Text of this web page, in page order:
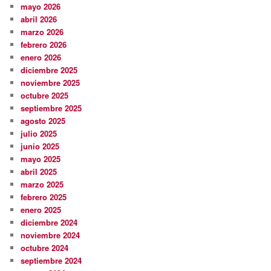
mayo 2026
abril 2026
marzo 2026
febrero 2026
enero 2026
diciembre 2025
noviembre 2025
octubre 2025
septiembre 2025
agosto 2025
julio 2025
junio 2025
mayo 2025
abril 2025
marzo 2025
febrero 2025
enero 2025
diciembre 2024
noviembre 2024
octubre 2024
septiembre 2024